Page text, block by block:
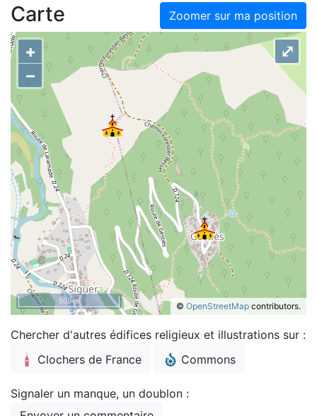
Zoomer sur ma position
Carte
+
–
© OpenStreetMap contributors.
⤢
500 m
Chercher d'autres édifices religieux et illustrations sur :
Clochers de France
Commons
Signaler un manque, un doublon :